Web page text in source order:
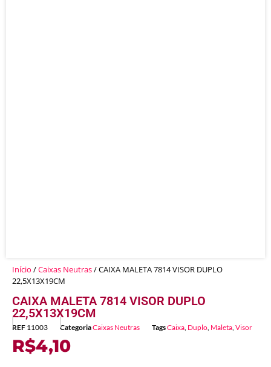
Início /Caixas Neutras/ CAIXA MALETA 7814 VISOR DUPLO
22,5X13X19CM
CAIXA MALETA 7814 VISOR DUPLO
22,5X13X19CM
REF 11003 CategoriaCaixas Neutras TagsCaixa, Duplo, Maleta, Visor
R$4,10